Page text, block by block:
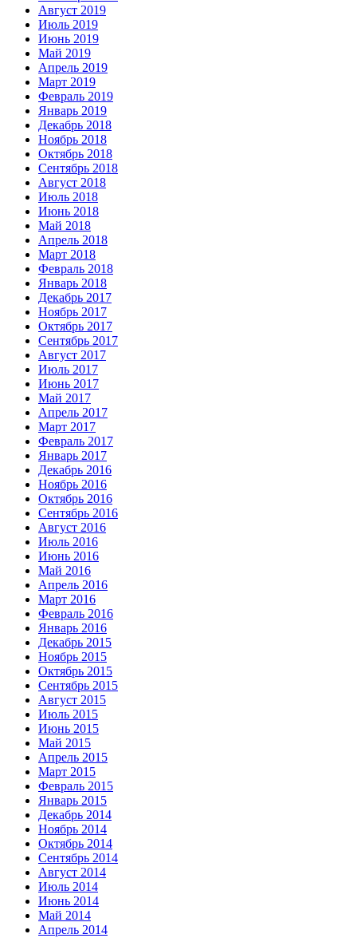
Август 2019
Июль 2019
Июнь 2019
Май 2019
Апрель 2019
Март 2019
Февраль 2019
Январь 2019
Декабрь 2018
Ноябрь 2018
Октябрь 2018
Сентябрь 2018
Август 2018
Июль 2018
Июнь 2018
Май 2018
Апрель 2018
Март 2018
Февраль 2018
Январь 2018
Декабрь 2017
Ноябрь 2017
Октябрь 2017
Сентябрь 2017
Август 2017
Июль 2017
Июнь 2017
Май 2017
Апрель 2017
Март 2017
Февраль 2017
Январь 2017
Декабрь 2016
Ноябрь 2016
Октябрь 2016
Сентябрь 2016
Август 2016
Июль 2016
Июнь 2016
Май 2016
Апрель 2016
Март 2016
Февраль 2016
Январь 2016
Декабрь 2015
Ноябрь 2015
Октябрь 2015
Сентябрь 2015
Август 2015
Июль 2015
Июнь 2015
Май 2015
Апрель 2015
Март 2015
Февраль 2015
Январь 2015
Декабрь 2014
Ноябрь 2014
Октябрь 2014
Сентябрь 2014
Август 2014
Июль 2014
Июнь 2014
Май 2014
Апрель 2014